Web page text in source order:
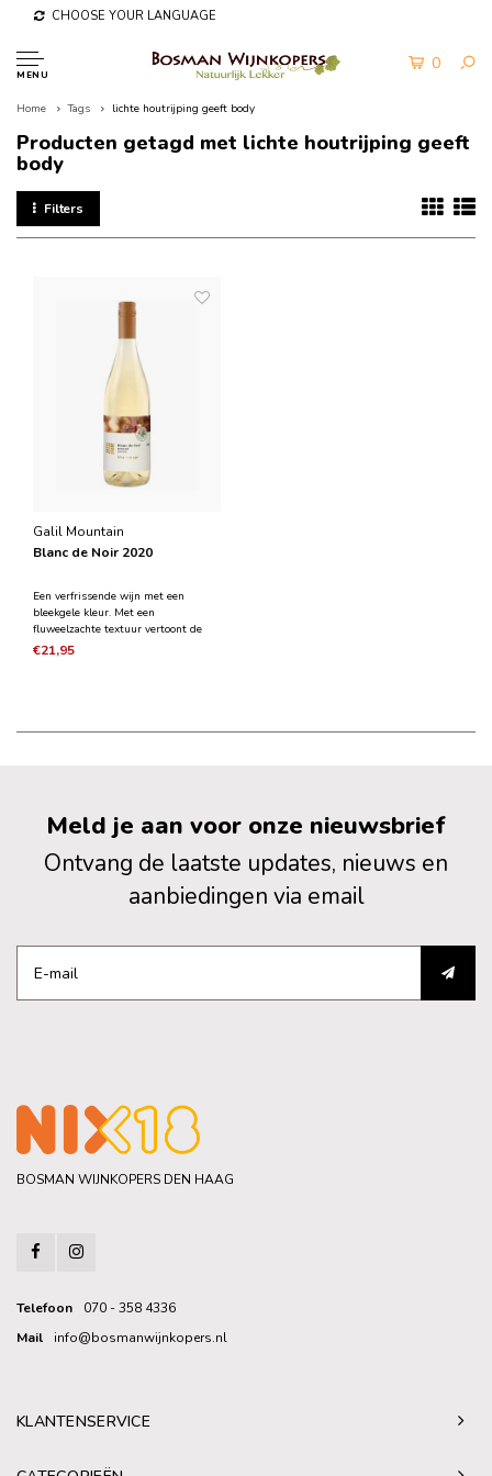
CHOOSE YOUR LANGUAGE
MENU
0
Home Tags lichte houtrijping geeft body
Producten getagd met lichte houtrijping geeft
body
Filters
Galil Mountain
Blanc de Noir 2020
Een verfrissende wijn met een
bleekgele kleur. Met een
fluweelzachte textuur vertoont de
wijn karakters van rozen- en
€21,95
Meld je aan voor onze nieuwsbrief
Ontvang de laatste updates, nieuws en
aanbiedingen via email
BOSMAN WIJNKOPERS DEN HAAG
Telefoon
070 - 358 4336
Mail
info@bosmanwijnkopers.nl
KLANTENSERVICE